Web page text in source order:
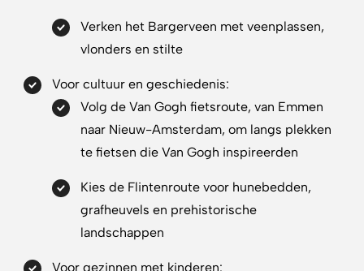
Verken het Bargerveen met veenplassen,
vlonders en stilte
Voor cultuur en geschiedenis:
Volg de Van Gogh fietsroute, van Emmen
naar Nieuw-Amsterdam, om langs plekken
te fietsen die Van Gogh inspireerden
Kies de Flintenroute voor hunebedden,
grafheuvels en prehistorische
landschappen
Voor gezinnen met kinderen: